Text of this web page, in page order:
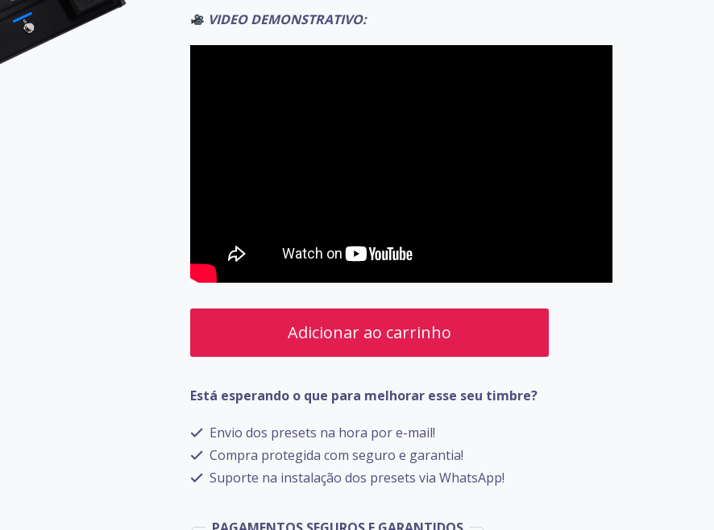
VIDEO DEMONSTRATIVO:
1000
quantidade
Adicionar ao carrinho
Está esperando o que para melhorar esse seu timbre?
Envio dos presets na hora por e-mail!
Compra protegida com seguro e garantia!
Suporte na instalação dos presets via WhatsApp!